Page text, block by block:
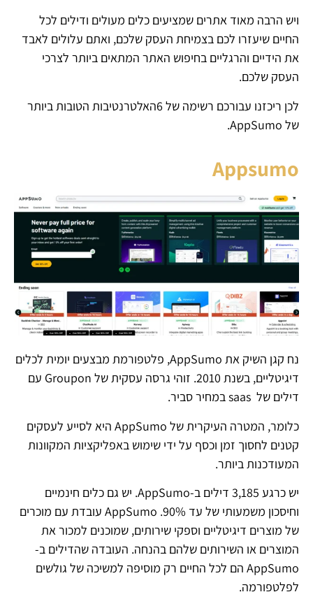
ויש הרבה מאוד אתרים שמציעים כלים מעולים ודילים לכל
החיים שיעזרו לכם בצמיחת העסק שלכם, ואתם עלולים לאבד
את הידיים והרגליים בחיפוש האתר המתאים ביותר לצרכי
העסק שלכם.
לכן ריכזנו עבורכם רשימה של 6האלטרנטיבות הטובות ביותר
של AppSumo.
Appsumo
נח קגן השיק את AppSumo, פלטפורמת מבצעים יומית לכלים
דיגיטליים, בשנת 2010. זוהי גרסה עסקית של Groupon עם
דילים של saas במחיר סביר.
כלומר, המטרה העיקרית של AppSumo היא לסייע לעסקים
קטנים לחסוך זמן וכסף על ידי שימוש באפליקציות המקוונות
המעודכנות ביותר.
יש כרגע 3,185 דילים ב-AppSumo. יש גם כלים חינמיים
וחיסכון משמעותי של עד 90%. AppSumo עובדת עם מוכרים
של מוצרים דיגיטליים וספקי שירותים, שמוכנים למכור את
המוצרים או השירותים שלהם בהנחה. העובדה שהדילים ב-
AppSumo הם לכל החיים רק מוסיפה למשיכה של גולשים
לפלטפורמה.